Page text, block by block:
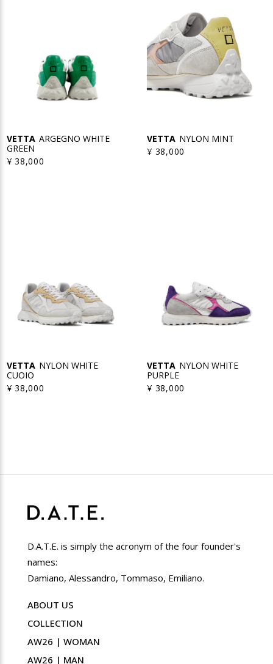
VETTA ARGEGNO WHITE
GREEN
¥ 38,000
VETTA NYLON MINT
¥ 38,000
VETTA NYLON WHITE
CUOIO
¥ 38,000
VETTA NYLON WHITE
PURPLE
¥ 38,000
D.A.T.E. is simply the acronym of the four founder's
names:
Damiano, Alessandro, Tommaso, Emiliano.
ABOUT US
COLLECTION
AW26 | WOMAN
AW26 | MAN